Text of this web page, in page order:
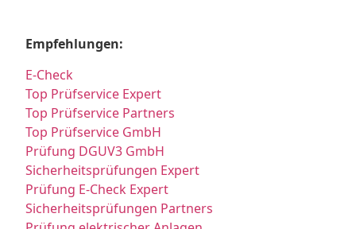
Empfehlungen:
E-Check
Top Prüfservice Expert
Top Prüfservice Partners
Top Prüfservice GmbH
Prüfung DGUV3 GmbH
Sicherheitsprüfungen Expert
Prüfung E-Check Expert
Sicherheitsprüfungen Partners